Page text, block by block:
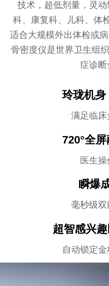
技术，超低剂量，灵
科、康复科、儿科、体
适合大规模外出体检或
骨密度仪是世界卫生组
症诊断
玲珑机
满足临
720°全
医生
瞬爆
毫秒级
超智感兴
自动锁定